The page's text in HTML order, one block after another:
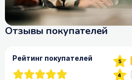
Отзывы покупателей
Рейтинг покупателей